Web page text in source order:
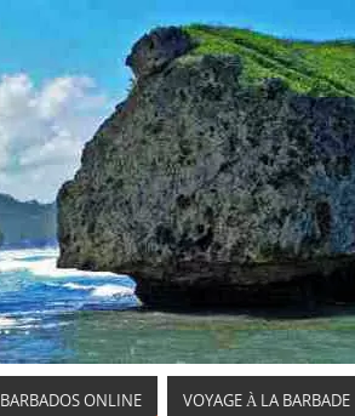
BARBADOS ONLINE VOYAGE À LA BARBADE